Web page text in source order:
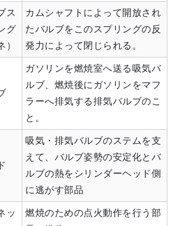
ス
グ
）
カムシャフトによって開放され
たバルブをこのスプリングの反
発力によって閉じられる。
ガソリンを燃焼室へ送る吸気バ
ルブ、燃焼後にガソリンをマフ
ラーへ排気する排気バルブのこ
と。
吸気・排気バルブのステムを支
えて、バルブ姿勢の安定化とバ
ルブの熱をシリンダーヘッド側
に逃がす部品
ッ
燃焼のための点火動作を行う部